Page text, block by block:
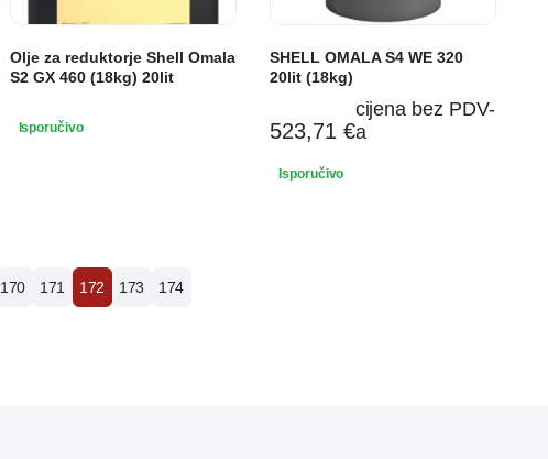
Olje za reduktorje Shell Omala
S2 GX 460 (18kg) 20lit
Isporučivo
SHELL OMALA S4 WE 320
20lit (18kg)
523,71 €
cijena bez PDV-
a
Isporučivo
170 171 172 173 174